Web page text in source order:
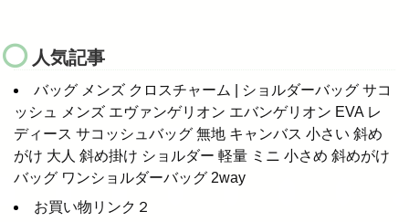
人気記事
バッグ メンズ クロスチャーム | ショルダーバッグ サコ
ッシュ メンズ エヴァンゲリオン エバンゲリオン EVA レ
ディース サコッシュバッグ 無地 キャンバス 小さい 斜め
がけ 大人 斜め掛け ショルダー 軽量 ミニ 小さめ 斜めがけ
バッグ ワンショルダーバッグ 2way
お買い物リンク２